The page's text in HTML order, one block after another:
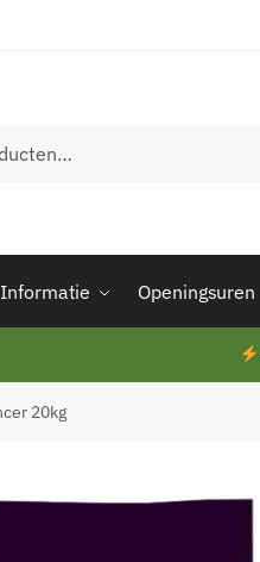
Informatie Openingsuren
20kg